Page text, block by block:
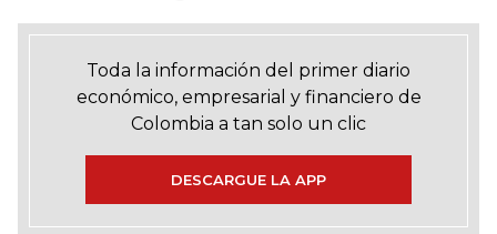
Toda la información del primer diario
económico, empresarial y financiero de
Colombia a tan solo un clic
DESCARGUE LA APP